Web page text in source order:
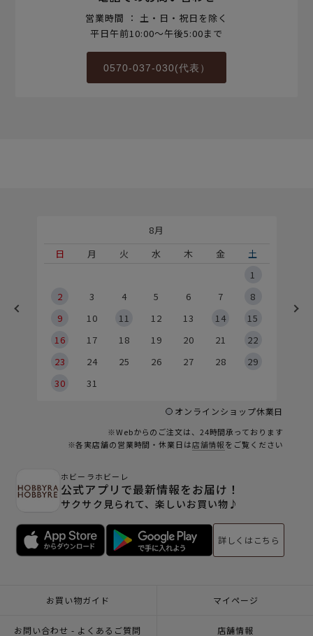
営業時間 ： 土・日・祝日を除く
平日午前10:00～午後5:00まで
0570-037-030(代表）
8月
日
月 火 水 木 金
土
1
2
3 4 5 6 7
8
9
10 11 12 13 14
15
16
17 18 19 20 21
22
23
24 25 26 27 28
29
30
31
オンラインショップ休業日
※Webからのご注文は、24時間承っております
※各実店舗の営業時間・休業日は店舗情報をご覧ください
ホビーラホビーレ
公式アプリで最新情報をお届け！
サクサク見られて、楽しいお買い物♪
詳しくはこちら
お買い物ガイド マイページ
お問い合わせ - よくあるご質問 店舗情報